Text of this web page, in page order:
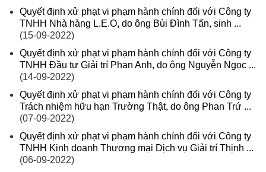
Quyết định xử phạt vi phạm hành chính đối với Công ty
TNHH Nhà hàng L.E.O, do ông Bùi Đình Tấn, sinh ...
(15-09-2022)
Quyết định xử phạt vi phạm hành chính đối với Công ty
TNHH Đầu tư Giải trí Phan Anh, do ông Nguyễn Ngọc ...
(14-09-2022)
Quyết định xử phạt vi phạm hành chính đối với Công ty
Trách nhiệm hữu hạn Trường Thật, do ông Phan Trứ ...
(07-09-2022)
Quyết định xử phạt vi phạm hành chính đối với Công ty
TNHH Kinh doanh Thương mại Dịch vụ Giải trí Thịnh ...
(06-09-2022)